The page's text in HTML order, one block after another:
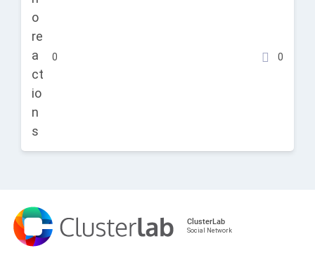
0 0
ClusterLab
Social Network